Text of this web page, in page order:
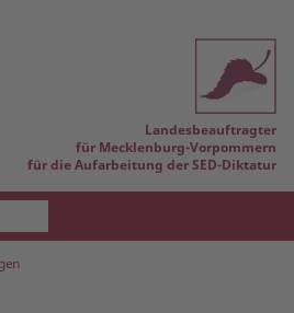
Landesbeauftragter
für Mecklenburg-Vorpommern
für die Aufarbeitung der SED-Diktatur